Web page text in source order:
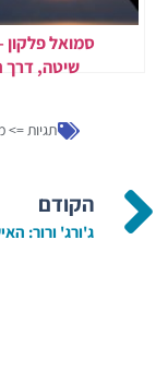
סמואל פלקון
שיטה, דרך
תגיות =>
הקודם